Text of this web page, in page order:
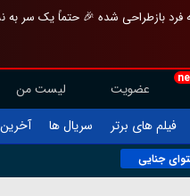
فرد بازطراحی شده 🎉 حتماً یک
عضویت لیست من
فیلم های برتر سریال ها
جنایی